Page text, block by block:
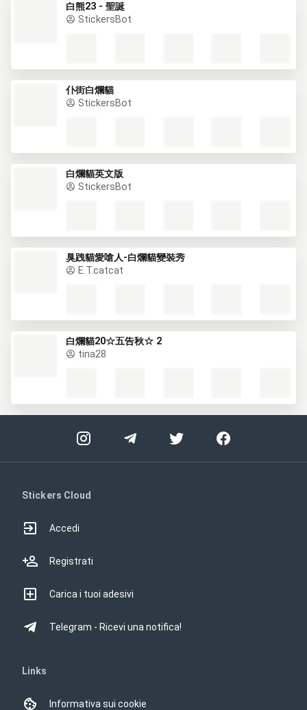
白熊23 - 聖誕
StickersBot
仆街白爛貓
StickersBot
白爛貓英文版
StickersBot
臭跩貓愛嗆人-白爛貓變裝秀
E.T.catcat
白爛貓20☆五告秋☆ 2
tina28
Stickers Cloud
Accedi
Registrati
Carica i tuoi adesivi
Telegram - Ricevi una notifica!
Links
Informativa sui cookie